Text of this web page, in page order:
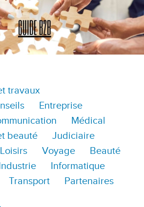
travaux
Entreprise
Médical
beauté
Judiciaire
Loisirs Voyage
Beauté
Informatique
Transport Partenaires